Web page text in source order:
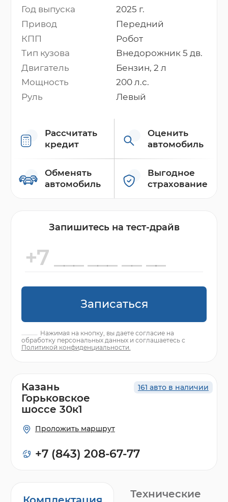
Год выпуска
2025 г.
Привод
Передний
КПП
Робот
Тип кузова
Внедорожник 5 дв.
Двигатель
Бензин, 2 л
Мощность
200 л.с.
Руль
Левый
Рассчитать
кредит
Оценить
автомобиль
Обменять
автомобиль
Выгодное
страхование
Запишитесь на тест-драйв
Записаться
Нажимая на кнопку, вы даете согласие на
обработку персональных данных и соглашаетесь с
Политикой конфиденциальности.
Технические
161 авто в наличии
Казань
Горьковское
шоссе 30к1
Проложить маршрут
+7 (843) 208-67-77